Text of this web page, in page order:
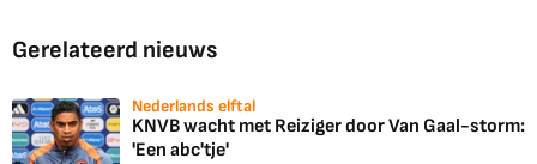
Gerelateerd nieuws
Nederlands elftal
KNVB wacht met Reiziger door Van Gaal-storm:
'Een abc'tje'